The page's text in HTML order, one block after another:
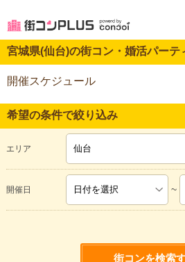
宮城県(仙台)の街コン・婚活パーテ
開催スケジュール
希望の条件で絞り込み
エリア
開催日 ~